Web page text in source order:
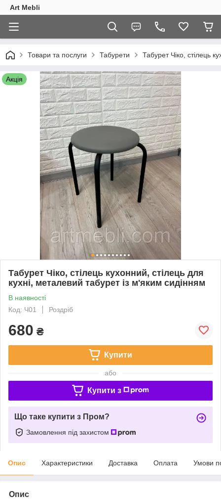
Art Mebli
Товари та послуги Табурети Табурет Чіко, стілець
Акція
Табурет Чіко, стілець кухонний, стілець для
кухні, металевий табурет із м'яким сидінням
В наявності
Код: Ч01
Роздріб
680 ₴
Купити
або
Купити з
Що таке купити з Пром?
Замовлення під захистом
Опис Характеристики Доставка Оплата Умови
Опис